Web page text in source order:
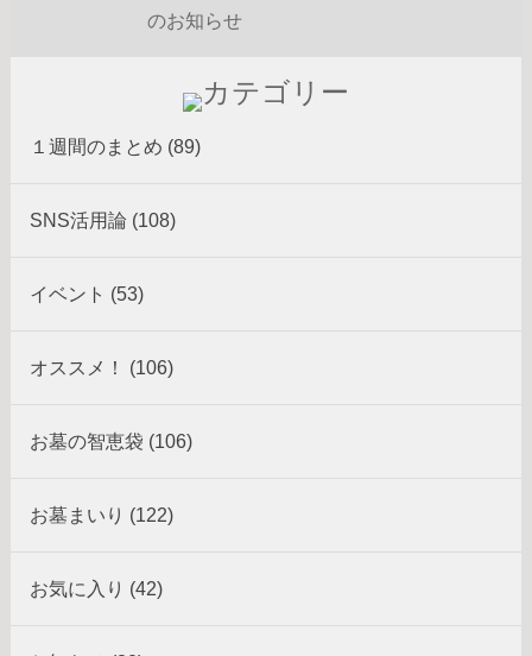
のお知らせ
１週間のまとめ (89)
SNS活用論 (108)
イベント (53)
オススメ！ (106)
お墓の智恵袋 (106)
お墓まいり (122)
お気に入り (42)